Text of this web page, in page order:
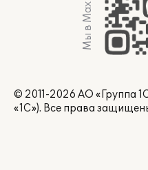
Мы в Max
© 2011-2026 АО «Группа
«1С»). Все права